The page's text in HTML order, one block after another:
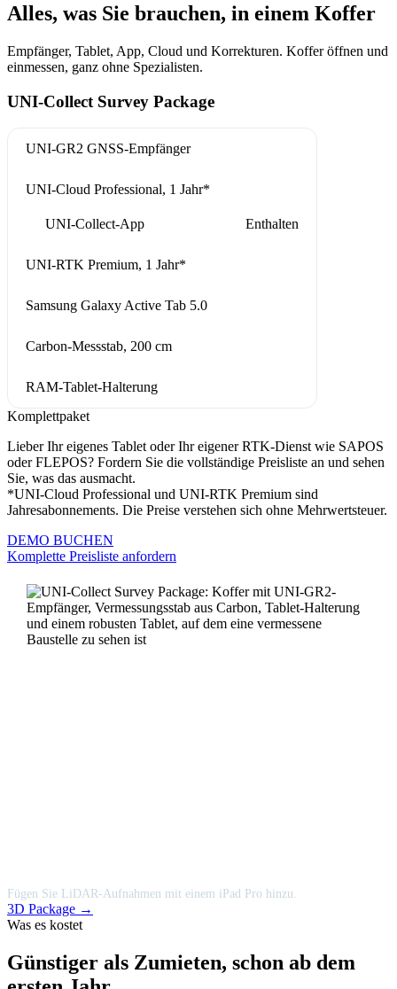
Alles, was Sie brauchen, in einem Koffer
Empfänger, Tablet, App, Cloud und Korrekturen. Koffer öffnen und
einmessen, ganz ohne Spezialisten.
UNI-Collect Survey Package
UNI-GR2 GNSS-Empfänger
UNI-Cloud Professional, 1 Jahr*
UNI-Collect-App Enthalten
UNI-RTK Premium, 1 Jahr*
Samsung Galaxy Active Tab 5.0
Carbon-Messstab, 200 cm
RAM-Tablet-Halterung
Komplettpaket
Lieber Ihr eigenes Tablet oder Ihr eigener RTK-Dienst wie SAPOS
oder FLEPOS? Fordern Sie die vollständige Preisliste an und sehen
Sie, was das ausmacht.
*UNI-Cloud Professional und UNI-RTK Premium sind
Jahresabonnements. Die Preise verstehen sich ohne Mehrwertsteuer.
DEMO BUCHEN
Komplette Preisliste anfordern
Fügen Sie LiDAR-Aufnahmen mit einem iPad Pro hinzu.
3D Package →
Was es kostet
Günstiger als Zumieten, schon ab dem